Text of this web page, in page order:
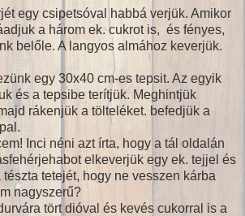
egy csipetsóval habbá verjük. Amikor
a három ek. cukrot is, és fényes,
belőle. A langyos almához keverjük.
egy 30x40 cm-es tepsit. Az egyik
és a tepsibe terítjük. Meghintjük
rákenjük a tölteléket. befedjük a
Inci néni azt írta, hogy a tál oldalán
elkeverjük egy ek. tejjel és
tetejét, hogy ne vesszen kárba
nagyszerű?
tört dióval és kevés cukorral is a